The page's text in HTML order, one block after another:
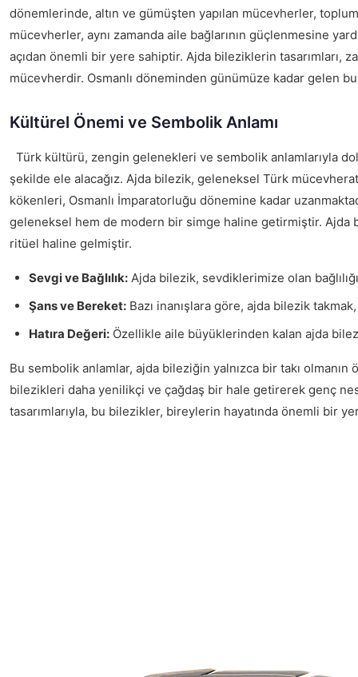
dönemlerinde, altın ve gümüşten yapılan mücevherler,
mücevherler, aynı zamanda aile bağlarının güçlenmesine
açıdan önemli bir yere sahiptir. Ajda bileziklerin
mücevherdir. Osmanlı döneminden günümüze kadar gelen
Kültürel Önemi ve Sembolik Anlamı
Türk kültürü, zengin gelenekleri ve sembolik anlamlarıyla
şekilde ele alacağız. Ajda bilezik, geleneksel Türk
kökenleri, Osmanlı İmparatorluğu dönemine kadar
geleneksel hem de modern bir simge haline getirmiştir.
ritüel haline gelmiştir.
Sevgi ve Bağlılık: Ajda bilezik, sevdiklerimize olan
Şans ve Bereket: Bazı inanışlara göre, ajda bilezik
Hatıra Değeri: Özellikle aile büyüklerinden kalan ajda
Bu sembolik anlamlar, ajda bileziğin yalnızca bir takı
bilezikleri daha yenilikçi ve çağdaş bir hale getirerek genç
tasarımlarıyla, bu bilezikler, bireylerin hayatında önemli bir